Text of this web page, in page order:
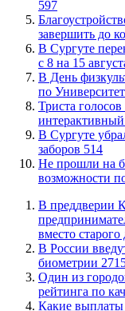
597
завершить до
​В Сургуте
с 8 на 15
​В День
по
​Триста
​В Сургуте
заборов 514
Не прошли на
возможности
​В преддверии
вместо
В России
биометрии
Один из
рейтинга по
Какие выплаты